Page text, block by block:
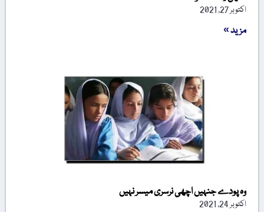
اکتوبر 27, 2021
مزید »
وہ پودے جنہیں اچھی نرسری میسر نہیں
اکتوبر 24, 2021